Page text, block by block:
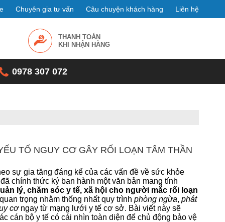
Chuyên gia tư vấn Câu chuyện khách hàng Liên hệ
THANH TOÁN
KHI NHẬN HÀNG
0978 307 072
TỐ NGUY CƠ GÂY RỐI LOẠN TÂM THẦN
sự gia tăng đáng kể của các vấn đề về sức khỏe
chính thức ký ban hành một văn bản mang tính
lý, chăm sóc y tế, xã hội cho người mắc rối loạn
trọng nhằm thống nhất quy trìnhphòng ngừa,phát
cơngay từ mạng lưới y tế cơ sở. Bài viết này sẽ
cán bộ y tế có cái nhìn toàn diện để chủ động bảo vệ